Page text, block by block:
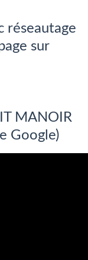
réseautage
sur
MANOIR
Google)